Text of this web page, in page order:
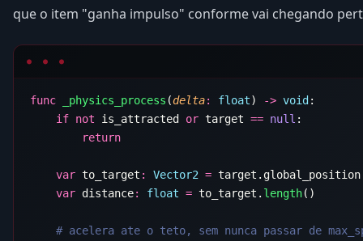
que o item "ganha impulso" conforme vai chegando
func _physics_process (delta: float) -> void
    if
not is_attracted or target == null
    var
to_target : Vector2 =
    var
distance: float = to_target. length